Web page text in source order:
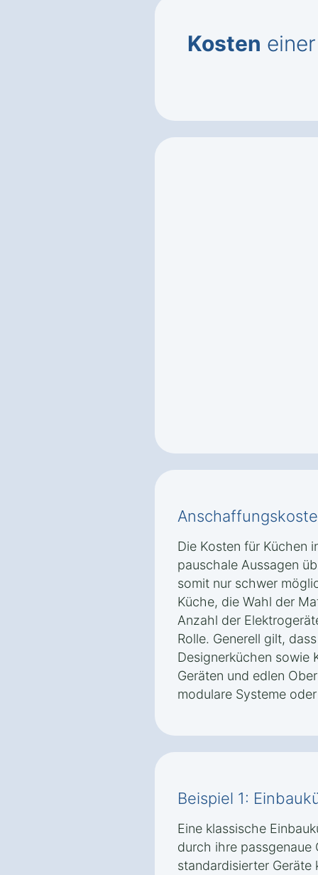
Kosten
Die Kosten für Küchen
pauschale Aussagen
somit nur schwer
Küche, die Wahl der
Anzahl der
Rolle. Generell gilt,
Designerküchen sowie
Geräten und edlen
modulare Systeme
Beispiel 1:
Eine klassische
durch ihre passgenaue
standardisierter